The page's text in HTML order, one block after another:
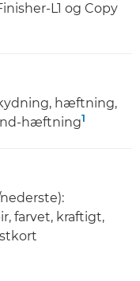
L1 og Copy
hæftning,
hæftning1
farvet, kraftigt,